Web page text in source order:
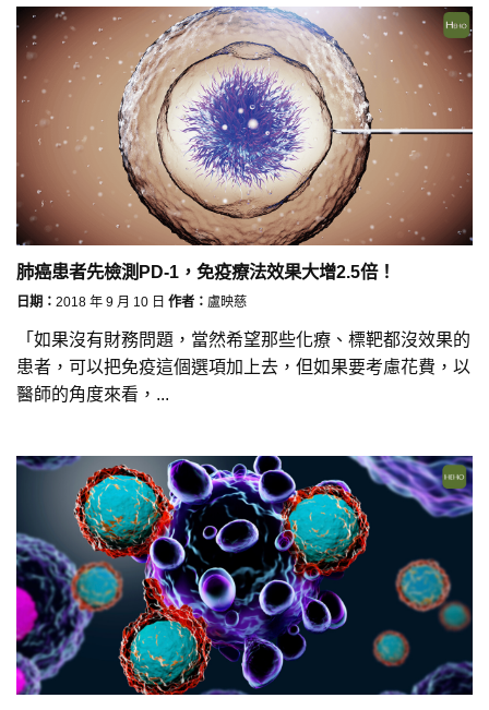
肺癌患者先檢測PD-1，免疫療法效果大增2.5倍！
日期： 2018 年 9 月 10 日 作者： 盧映慈
「如果沒有財務問題，當然希望那些化療、標靶都沒效果的
患者，可以把免疫這個選項加上去，但如果要考慮花費，以
醫師的角度來看，...